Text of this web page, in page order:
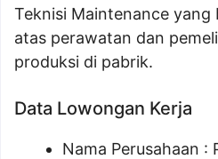
Teknisi Maintenance
atas perawatan dan
produksi di pabrik.
Data Lowongan Kerja
Nama Perusahaan :